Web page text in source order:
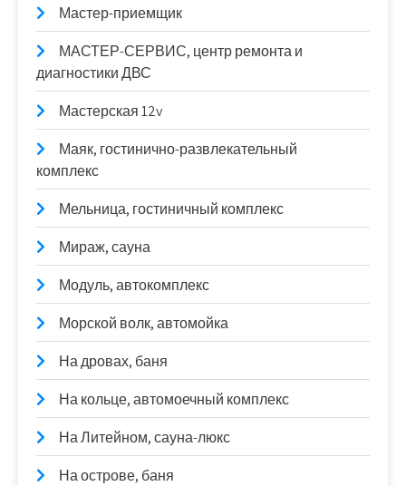
Мастер-приемщик
МАСТЕР-СЕРВИС, центр ремонта и
диагностики ДВС
Мастерская 12v
Маяк, гостинично-развлекательный
комплекс
Мельница, гостиничный комплекс
Мираж, сауна
Модуль, автокомплекс
Морской волк, автомойка
На дровах, баня
На кольце, автомоечный комплекс
На Литейном, сауна-люкс
На острове, баня